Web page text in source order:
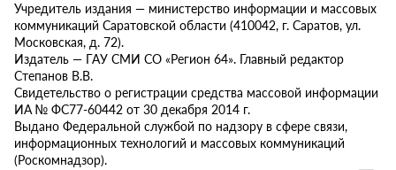
Учредитель издания — министерство информации и массовых
коммуникаций Саратовской области (410042, г. Саратов, ул.
Московская, д. 72).
Издатель — ГАУ СМИ СО «Регион 64». Главный редактор
Степанов В.В.
Свидетельство о регистрации средства массовой информации
ИА № ФС77-60442 от 30 декабря 2014 г.
Выдано Федеральной службой по надзору в сфере связи,
информационных технологий и массовых коммуникаций
(Роскомнадзор).